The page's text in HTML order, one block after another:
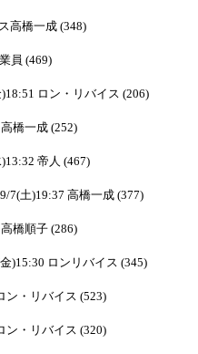
高橋一成 (348)
員 (469)
ロン・リバイス (206)
橋一成 (252)
帝人 (467)
7(土)19:37 高橋一成 (377)
橋順子 (286)
)15:30 ロンリバイス (345)
ン・リバイス (523)
ン・リバイス (320)